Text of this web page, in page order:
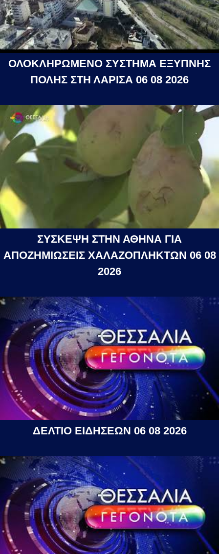
ΟΛΟΚΛΗΡΩΜΕΝΟ ΣΥΣΤΗΜΑ ΕΞΥΠΝΗΣ
ΠΟΛΗΣ ΣΤΗ ΛΑΡΙΣΑ 06 08 2026
ΣΥΣΚΕΨΗ ΣΤΗΝ ΑΘΗΝΑ ΓΙΑ
ΑΠΟΖΗΜΙΩΣΕΙΣ ΧΑΛΑΖΟΠΛΗΚΤΩΝ 06 08
2026
ΔΕΛΤΙΟ ΕΙΔΗΣΕΩΝ 06 08 2026